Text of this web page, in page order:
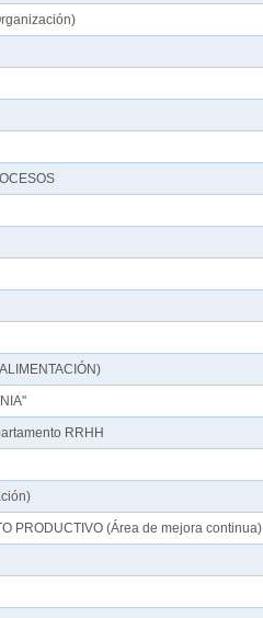
RRHH
PRODUCTIVO (Área de mejora continua)